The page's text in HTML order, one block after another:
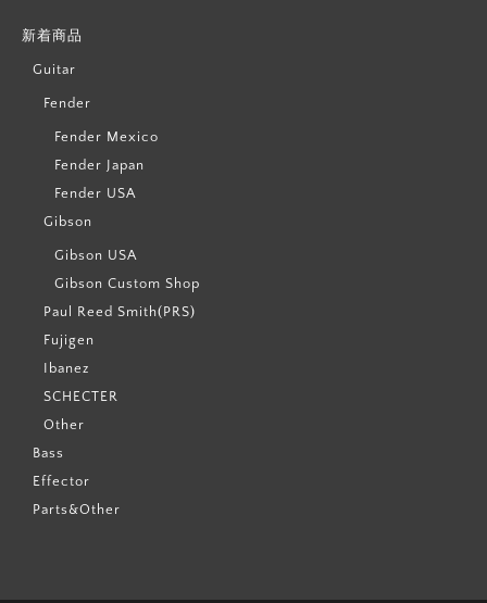
新着商品
Guitar
Fender
Fender Mexico
Fender Japan
Fender USA
Gibson
Gibson USA
Gibson Custom Shop
Paul Reed Smith(PRS)
Fujigen
Ibanez
SCHECTER
Other
Bass
Effector
Parts&Other